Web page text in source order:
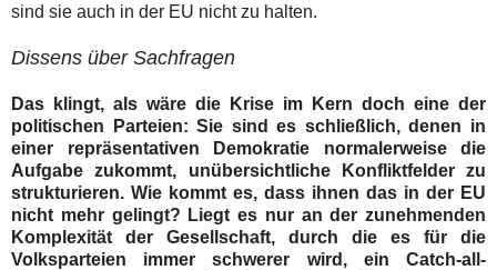
sind sie auch in der EU nicht zu halten.
Dissens über Sachfragen
Das klingt, als wäre die Krise im Kern doch eine der
politischen Parteien: Sie sind es schließlich, denen in
einer repräsentativen Demokratie normalerweise die
Aufgabe zukommt, unübersichtliche Konfliktfelder zu
strukturieren. Wie kommt es, dass ihnen das in der EU
nicht mehr gelingt? Liegt es nur an der zunehmenden
Komplexität der Gesellschaft, durch die es für die
Volksparteien immer schwerer wird, ein Catch-all-